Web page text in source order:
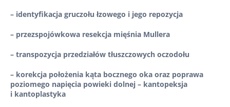
– identyfikacja gruczołu łzowego i jego repozycja
– przezspojówkowa resekcja mięśnia Mullera
– transpozycja przedziałów tłuszczowych oczodołu
– korekcja położenia kąta bocznego oka oraz poprawa
poziomego napięcia powieki dolnej – kantopeksja
i kantoplastyka